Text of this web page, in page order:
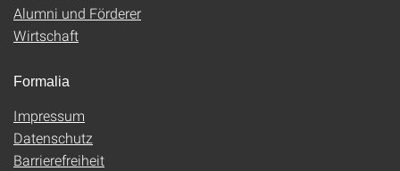
Alumni und Förderer
Wirtschaft
Formalia
Impressum
Datenschutz
Barrierefreiheit